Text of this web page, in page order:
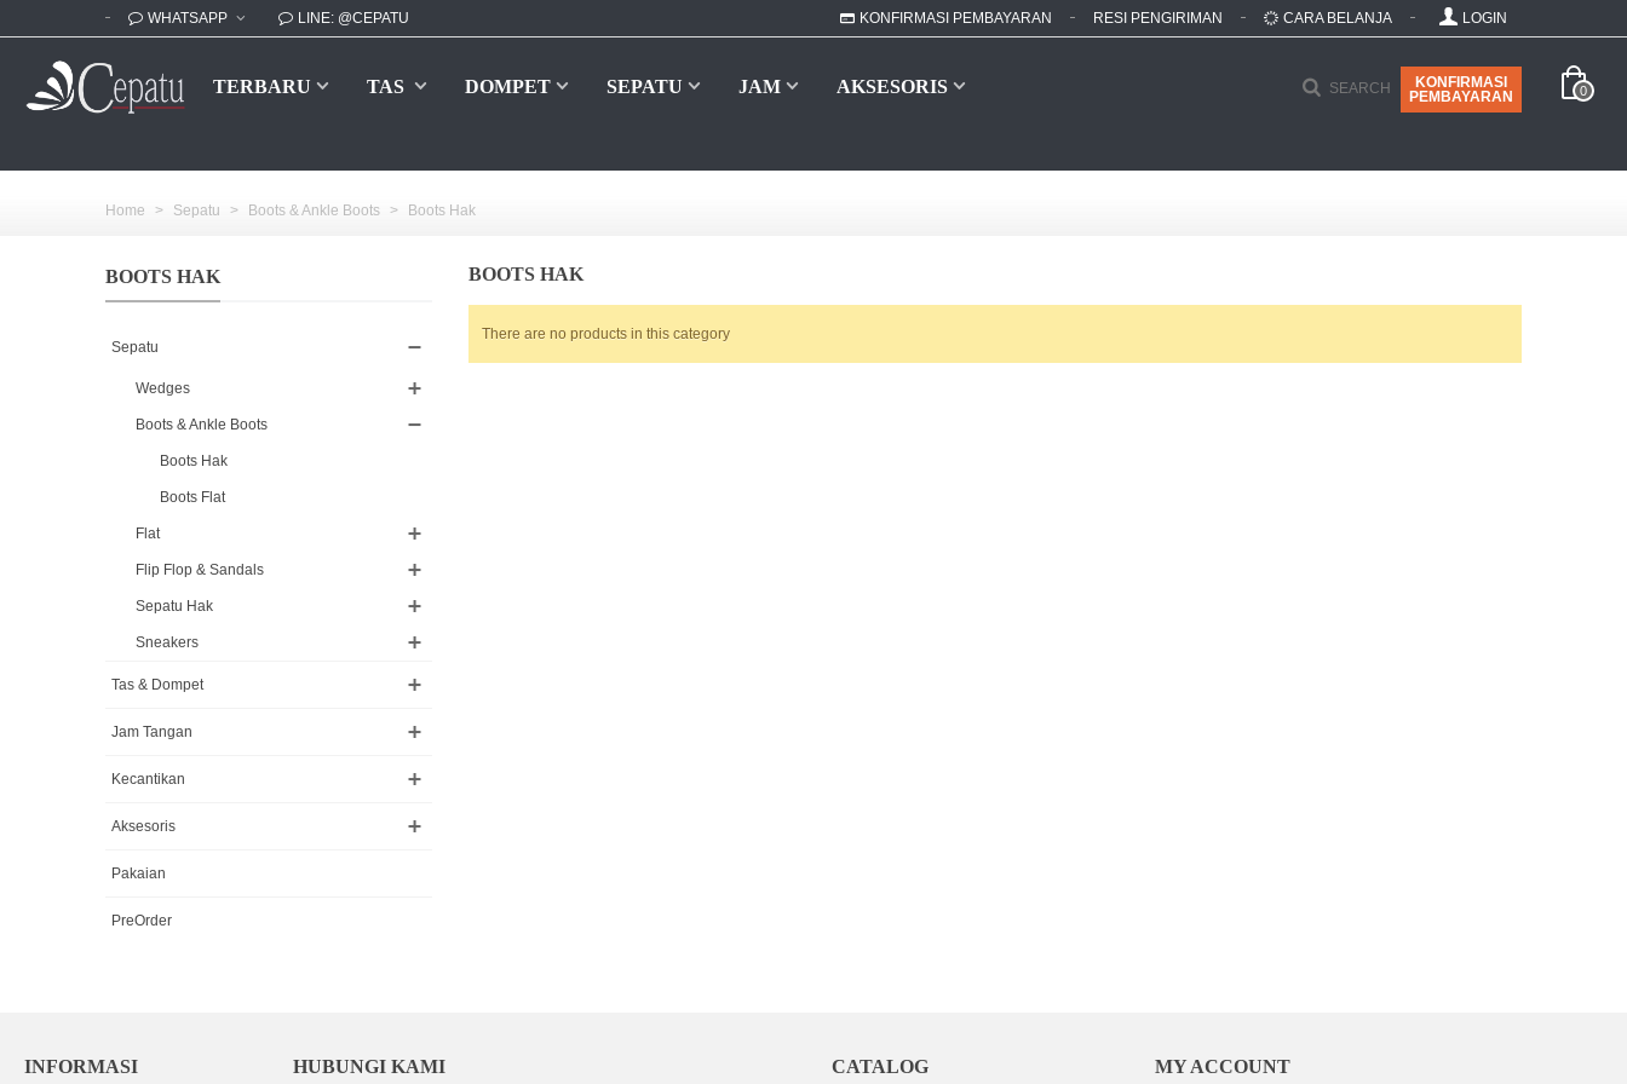
WHATSAPP LINE: @CEPATU KONFIRMASI PEMBAYARAN RESI PENGIRIMAN CARA BELANJA LOGIN
TERBARU TAS DOMPET SEPATU JAM AKSESORIS SEARCH
KONFIRMASI
PEMBAYARAN
0
Home > Sepatu > Boots & Ankle Boots > Boots Hak
BOOTS HAK
Sepatu
Wedges
Boots & Ankle Boots
Boots Hak
Boots Flat
Flat
Flip Flop & Sandals
Sepatu Hak
Sneakers
Tas & Dompet
Jam Tangan
Kecantikan
Aksesoris
Pakaian
PreOrder
BOOTS HAK
There are no products in this category
INFORMASI HUBUNGI KAMI CATALOG MY ACCOUNT